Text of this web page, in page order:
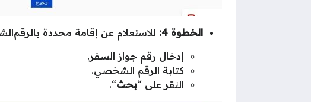
الخطوة 4: للاستعلام عن إقامة محددة بالرقم
إدخال رقم جواز السفر.
كتابة الرقم الشخصي.
النقر على “بحث“.